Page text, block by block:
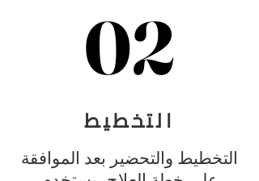
02
02
التخطيط
التخطيط والتحضير بعد الموافقة